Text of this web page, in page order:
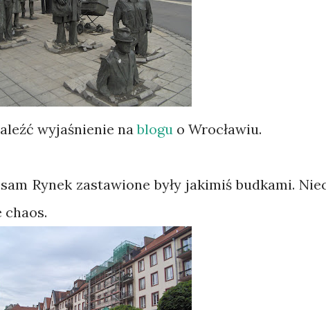
wyjaśnienie nablogu o Wrocławiu.
Rynek zastawione były jakimiś budkami.
chaos.